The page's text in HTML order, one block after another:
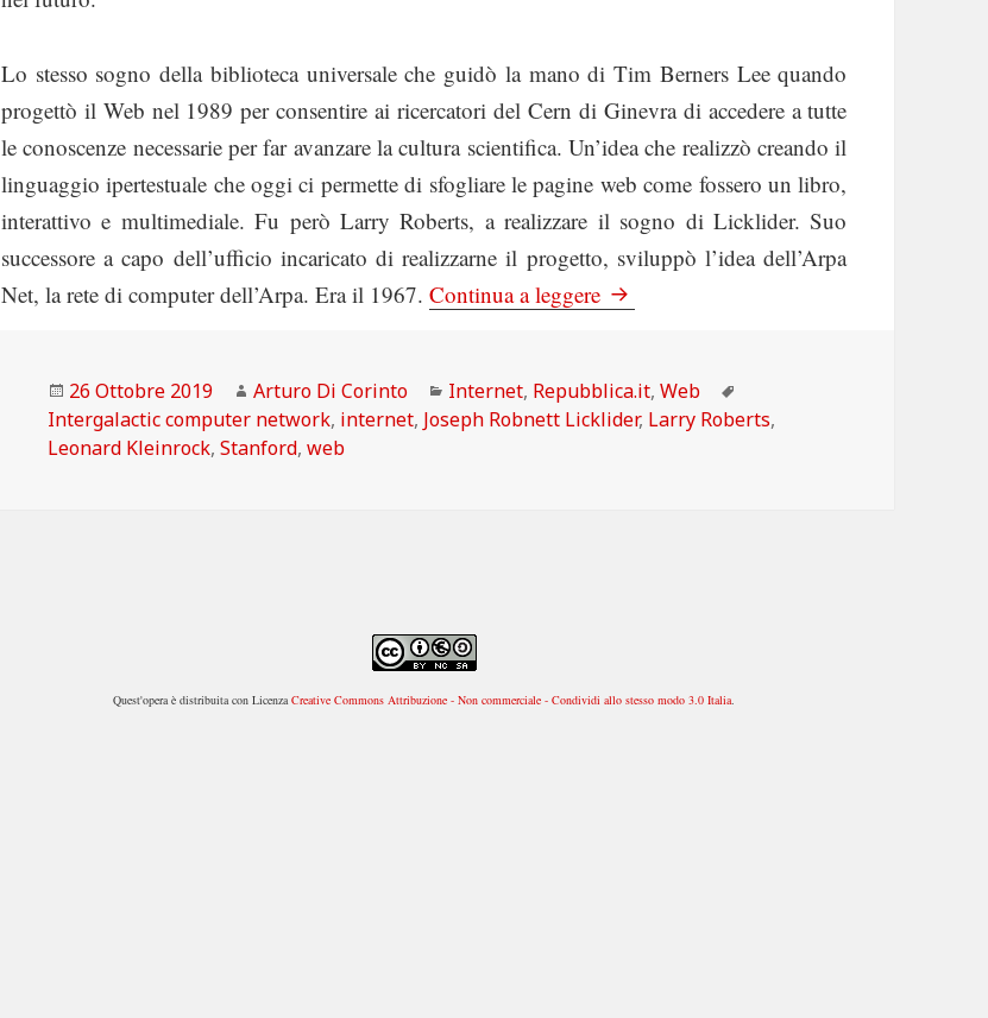
Lo stesso sogno della biblioteca universale che guidò la mano di Tim Berners Lee quando
progettò il Web nel 1989 per consentire ai ricercatori del Cern di Ginevra di accedere a tutte
le conoscenze necessarie per far avanzare la cultura scientifica. Un’idea che realizzò creando il
linguaggio ipertestuale che oggi ci permette di sfogliare le pagine web come fossero un libro,
interattivo e multimediale. Fu però Larry Roberts, a realizzare il sogno di Licklider. Suo
successore a capo dell’ufficio incaricato di realizzarne il progetto, sviluppò l’idea dell’Arpa
Net, la rete di computer dell’Arpa. Era il 1967. Continua a leggere La Repubblica: Internet compie
Scritto
il
26 Ottobre 2019 Autore
Arturo Di Corinto Categorie
Internet, Repubblica.it,Web
Intergalactic computer network, internet, Joseph Robnett Licklider, Larry Roberts,
Leonard Kleinrock,Stanford,web
Quest'opera è distribuita con LicenzaCreative Commons Attribuzione - Non commerciale - Condividi allo stesso modo 3.0 Italia.